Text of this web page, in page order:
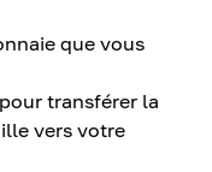
que vous
transférer la
vers votre